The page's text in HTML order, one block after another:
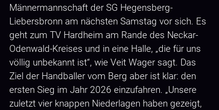
Männermannschaft der SG Hegensberg-
Liebersbronn am nächsten Samstag vor sich. Es
geht zum TV Hardheim am Rande des Neckar-
Odenwald-Kreises und in eine Halle, „die für uns
völlig unbekannt ist“, wie Veit Wager sagt. Das
Ziel der Handballer vom Berg aber ist klar: den
ersten Sieg im Jahr 2026 einzufahren. „Unsere
zuletzt vier knappen Niederlagen haben gezeigt,